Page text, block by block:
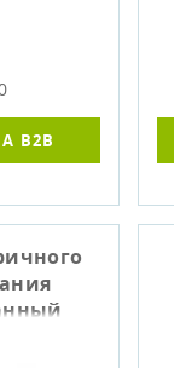
B2B